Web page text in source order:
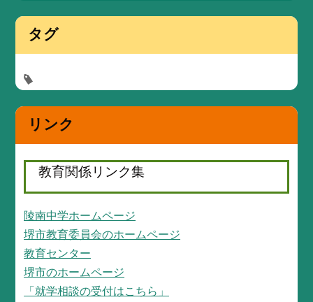
タグ
リンク
教育関係リンク集
陵南中学ホームページ
堺市教育委員会のホームページ
教育センター
堺市のホームページ
「就学相談の受付はこちら」